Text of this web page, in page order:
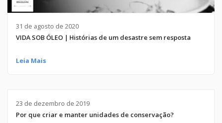
31 de agosto de 2020
VIDA SOB ÓLEO | Histórias de um desastre sem resposta
Leia Mais
23 de dezembro de 2019
Por que criar e manter unidades de conservação?